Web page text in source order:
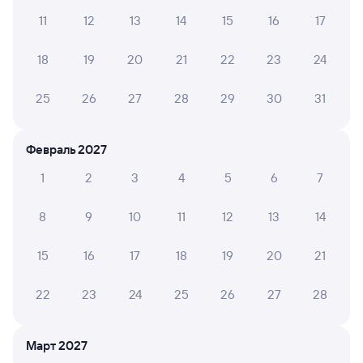
Оформление без регистрации на сайте
Частые вопросы
Что делать, если ошибся при вводе данных
пассажира?
11 12 13 14 15 16 17
18 19 20 21 22 23 24
25 26 27 28 29 30 31
Февраль 2027
1
2 3 4 5 6 7
8 9 10 11 12 13 14
15 16 17 18 19 20 21
22 23 24 25 26 27 28
Март 2027